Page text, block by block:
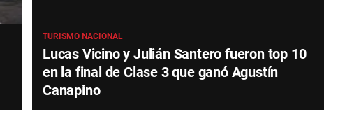
TURISMO NACIONAL
Lucas Vicino y Julián Santero fueron top 10
en la final de Clase 3 que ganó Agustín
Canapino